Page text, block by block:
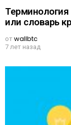
Терминология
или словарь
отwallbtc
7 лет назад